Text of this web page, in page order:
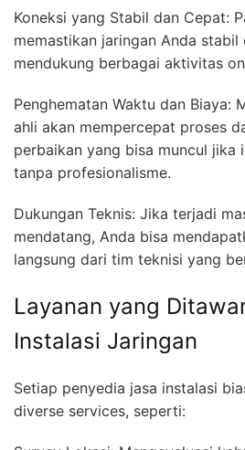
Koneksi yang Stabil dan Cepat:
memastikan jaringan Anda stabil
mendukung berbagai aktivitas
Penghematan Waktu dan Biaya:
ahli akan mempercepat proses
perbaikan yang bisa muncul jika
tanpa profesionalisme.
Dukungan Teknis: Jika terjadi
mendatang, Anda bisa
langsung dari tim teknisi yang
Layanan yang
Instalasi Jaringan
Setiap penyedia jasa instalasi
diverse services, seperti: